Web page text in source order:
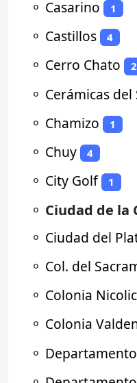
⚬ Casarino 1
⚬ Castillos 4
⚬ Cerro Chato 2
⚬ Cerámicas del
⚬ Chamizo 1
⚬ Chuy 4
⚬ City Golf 1
⚬ Ciudad de la
⚬ Ciudad del
⚬ Col. del
⚬ Colonia
⚬ Colonia
⚬